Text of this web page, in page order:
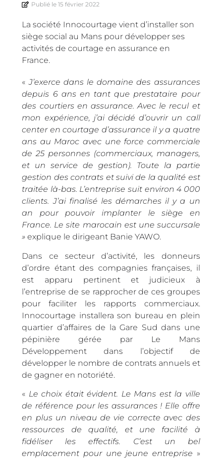
Publié le 15 février 2022
La société Innocourtage vient d’installer son
siège social au Mans pour développer ses
activités de courtage en assurance en
France.
«J’exerce dans le domaine des assurances
depuis 6 ans en tant que prestataire pour
des courtiers en assurance. Avec le recul et
mon expérience, j’ai décidé d’ouvrir un call
center en courtage d’assurance il y a quatre
ans au Maroc avec une force commerciale
de 25 personnes (commerciaux, managers,
et un service de gestion). Toute la partie
gestion des contrats et suivi de la qualité est
traitée là-bas. L’entreprise suit environ 4 000
clients. J’ai finalisé les démarches il y a un
an pour pouvoir implanter le siège en
France. Le site marocain est une succursale
»explique le dirigeant Banie YAWO.
Dans ce secteur d’activité, les donneurs
d’ordre étant des compagnies françaises, il
est apparu pertinent et judicieux à
l’entreprise de se rapprocher de ces groupes
pour faciliter les rapports commerciaux.
Innocourtage installera son bureau en plein
quartier d’affaires de la Gare Sud dans une
pépinière gérée par Le Mans
Développement dans l’objectif de
développer le nombre de contrats annuels et
de gagner en notoriété.
« Le choix était évident. Le Mans est la ville
de référence pour les assurances ! Elle offre
en plus un niveau de vie correcte avec des
ressources de qualité, et une facilité à
fidéliser les effectifs. C’est un bel
emplacement pour une jeune entreprise »